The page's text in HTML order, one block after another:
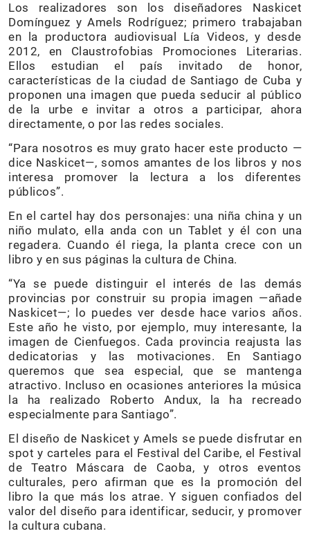
Los realizadores son los diseñadores Naskicet
Domínguez y Amels Rodríguez; primero trabajaban
en la productora audiovisual Lía Videos, y desde
2012, en Claustrofobias Promociones Literarias.
Ellos estudian el país invitado de honor,
características de la ciudad de Santiago de Cuba y
proponen una imagen que pueda seducir al público
de la urbe e invitar a otros a participar, ahora
directamente, o por las redes sociales.
“Para nosotros es muy grato hacer este producto —
dice Naskicet—, somos amantes de los libros y nos
interesa promover la lectura a los diferentes
públicos”.
En el cartel hay dos personajes: una niña china y un
niño mulato, ella anda con un Tablet y él con una
regadera. Cuando él riega, la planta crece con un
libro y en sus páginas la cultura de China.
“Ya se puede distinguir el interés de las demás
provincias por construir su propia imagen —añade
Naskicet—; lo puedes ver desde hace varios años.
Este año he visto, por ejemplo, muy interesante, la
imagen de Cienfuegos. Cada provincia reajusta las
dedicatorias y las motivaciones. En Santiago
queremos que sea especial, que se mantenga
atractivo. Incluso en ocasiones anteriores la música
la ha realizado Roberto Andux, la ha recreado
especialmente para Santiago”.
El diseño de Naskicet y Amels se puede disfrutar en
spot y carteles para el Festival del Caribe, el Festival
de Teatro Máscara de Caoba, y otros eventos
culturales, pero afirman que es la promoción del
libro la que más los atrae. Y siguen confiados del
valor del diseño para identificar, seducir, y promover
la cultura cubana.